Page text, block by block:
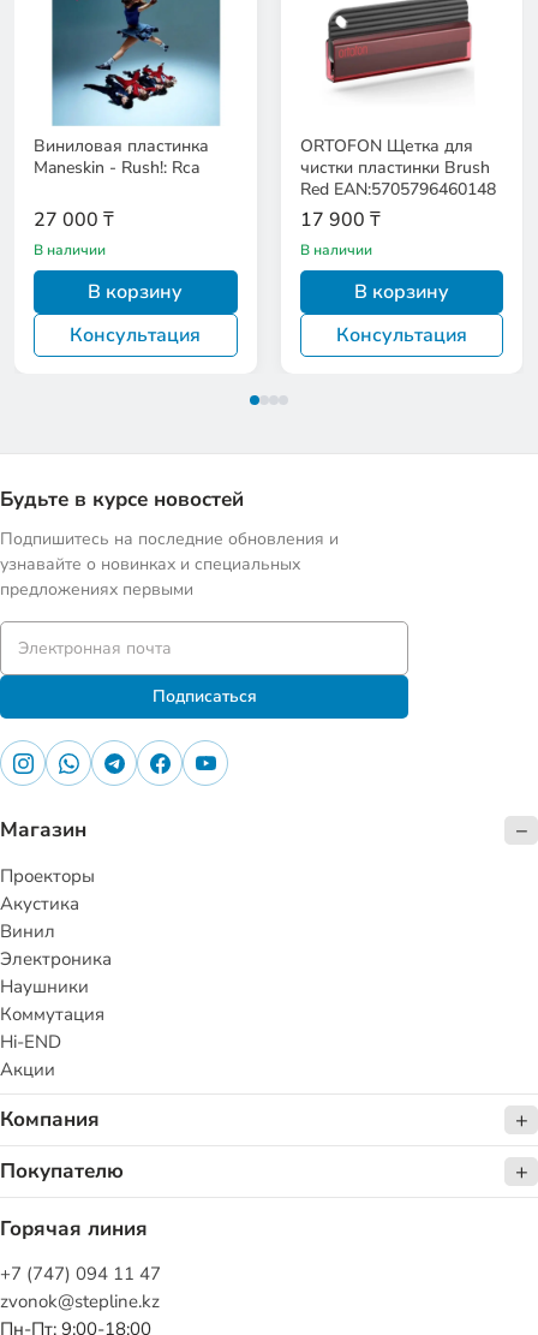
Виниловая пластинка
Maneskin - Rush!: Rca
27 000 ₸
В наличии
В корзину
Консультация
ORTOFON Щетка для
чистки пластинки Brush
Red EAN:5705796460148
17 900 ₸
В наличии
В корзину
Консультация
Будьте в курсе новостей
Подпишитесь на последние обновления и
узнавайте о новинках и специальных
предложениях первыми
Подписаться
Магазин
Проекторы
Акустика
Винил
Электроника
Наушники
Коммутация
Hi-END
Акции
Компания
Покупателю
Горячая линия
+7 (747) 094 11 47
zvonok@stepline.kz
Пн-Пт: 9:00-18:00